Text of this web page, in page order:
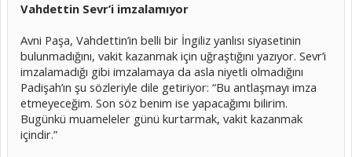
Vahdettin Sevr’i imzalamıyor
Avni Paşa, Vahdettin’in belli bir İngiliz yanlısı siyasetinin
bulunmadığını, vakit kazanmak için uğraştığını yazıyor. Sevr’i
imzalamadığı gibi imzalamaya da asla niyetli olmadığını
Padişah’ın şu sözleriyle dile getiriyor: “Bu antlaşmayı imza
etmeyeceğim. Son söz benim ise yapacağımı bilirim.
Bugünkü muameleler günü kurtarmak, vakit kazanmak
içindir.”